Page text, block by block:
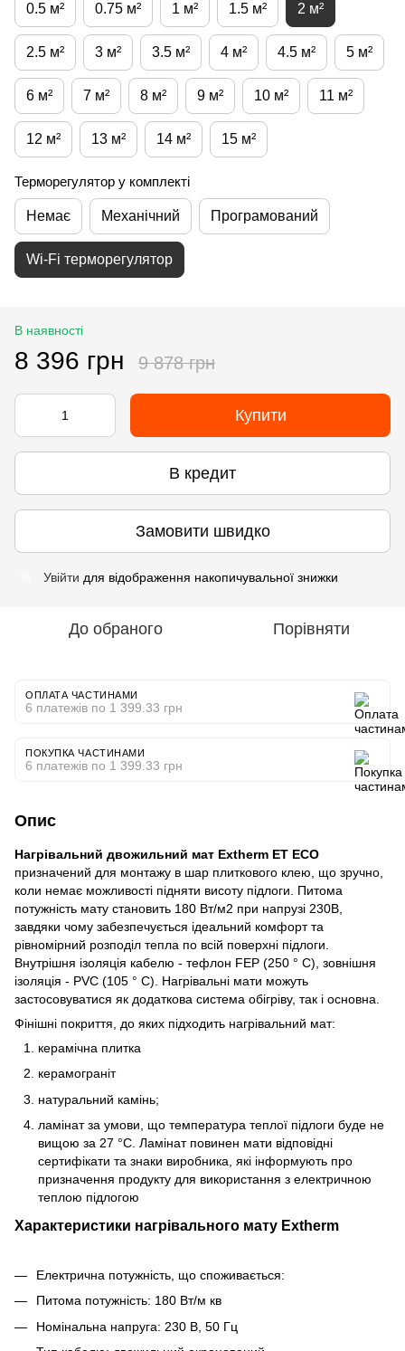
0.5 м² 0.75 м² 1 м² 1.5 м² 2 м²
2.5 м² 3 м² 3.5 м² 4 м² 4.5 м² 5 м²
6 м² 7 м² 8 м² 9 м² 10 м² 11 м²
12 м² 13 м² 14 м² 15 м²
Терморегулятор у комплекті
Немає Механічний Програмований
Wi-Fi терморегулятор
В наявності
8 396 грн 9 878 грн
Купити
В кредит
Замовити швидко
Увійти для відображення накопичувальної знижки
До обраного Порівняти
ОПЛАТА ЧАСТИНАМИ
6 платежів по 1 399.33 грн
ПОКУПКА ЧАСТИНАМИ
6 платежів по 1 399.33 грн
Опис
Нагрівальний двожильний мат Extherm ET ECO
призначений для монтажу в шар плиткового клею, що зручно,
коли немає можливості підняти висоту підлоги. Питома
потужність мату становить 180 Вт/м2 при напрузі 230В,
завдяки чому забезпечується ідеальний комфорт та
рівномірний розподіл тепла по всій поверхні підлоги.
Внутрішня ізоляція кабелю - тефлон FEP (250 ° C), зовнішня
ізоляція - PVC (105 ° C). Нагрівальні мати можуть
застосовуватися як додаткова система обігріву, так і основна.
Фінішні покриття, до яких підходить нагрівальний мат:
керамічна плитка
керамограніт
натуральний камінь;
ламінат за умови, що температура теплої підлоги буде не
вищою за 27 °C. Ламінат повинен мати відповідні
сертифікати та знаки виробника, які інформують про
призначення продукту для використання з електричною
теплою підлогою
Характеристики нагрівального мату Extherm
Електрична потужність, що споживається:
Питома потужність: 180 Вт/м кв
Номінальна напруга: 230 В, 50 Гц